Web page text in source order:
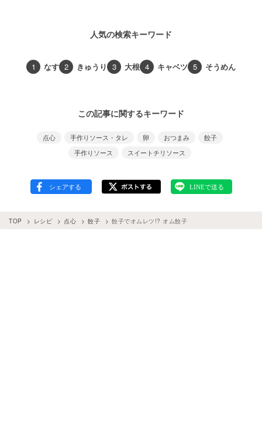
人気の検索キーワード
1 なす 2 きゅうり 3 大根 4 キャベツ 5 そうめん
この記事に関するキーワード
点心 手作りソース・タレ 卵 おつまみ
餃子
手作りソース
スイートチリソース
TOP レシピ 点心 餃子 餃子でオムレツ!? オム餃子